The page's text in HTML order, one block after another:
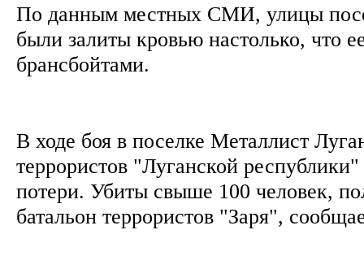
По данным местных СМИ, улицы
были залиты кровью настолько, что
брансбойтами.
В ходе боя в поселке Металлист
террористов "Луганской
потери. Убиты свыше 100 человек,
батальон террористов "Заря",